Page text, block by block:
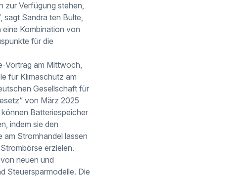
zur Verfügung stehen,
sagt Sandra ten Bulte,
Kombination von
für die
Vortrag am Mittwoch,
für Klimaschutz am
Gesellschaft für
von März 2025
Batteriespeicher
indem sie den
am Stromhandel lassen
erzielen.
neuen und
Steuersparmodelle. Die